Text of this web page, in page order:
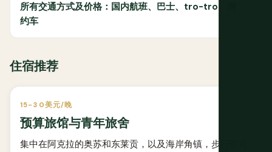
所有交通方式及价格：国内航班、巴士、tro-tro、网
约车
住宿推荐
15-30美元/晚
预算旅馆与青年旅舍
集中在阿克拉的奥苏和东莱贡，以及海岸角镇，步行即可